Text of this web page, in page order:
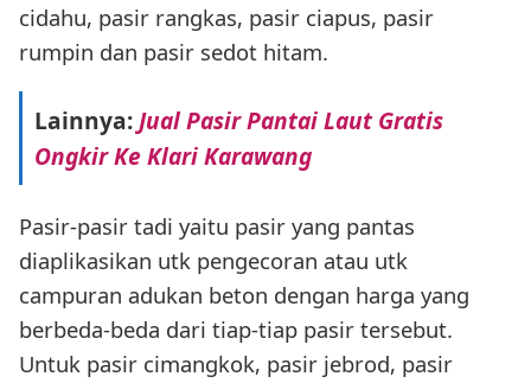
cidahu, pasir rangkas, pasir ciapus, pasir
rumpin dan pasir sedot hitam.
Lainnya:Jual Pasir Pantai Laut Gratis
Ongkir Ke Klari Karawang
Pasir-pasir tadi yaitu pasir yang pantas
diaplikasikan utk pengecoran atau utk
campuran adukan beton dengan harga yang
berbeda-beda dari tiap-tiap pasir tersebut.
Untuk pasir cimangkok, pasir jebrod, pasir